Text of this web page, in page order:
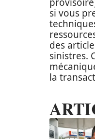
si vous
des
sinistres.
la